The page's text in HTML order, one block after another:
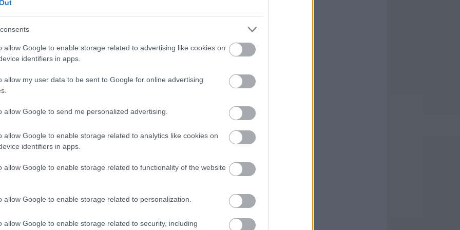
allow Google to enable storage related to advertising like cookies on
identifiers in apps.
allow my user data to be sent to Google for online advertising
allow Google to send me personalized advertising.
allow Google to enable storage related to analytics like cookies on
identifiers in apps.
allow Google to enable storage related to functionality of the website
allow Google to enable storage related to personalization.
allow Google to enable storage related to security, including
enni? Kezével befogja a fülét, hogy
zajoktól, nyugtalanná válik vagy zavart lesz a
a zaj körülötte? Vigasztalhatatlan, ha jön a
TOVÁBB
Szólj hozzá!
szülőség neurodiverzitás autizmusspektrum
(ADHD, AUTIZMUS,
élet sokszor extrém kihívásokkal jár.
mintáink az érintett gyermekek